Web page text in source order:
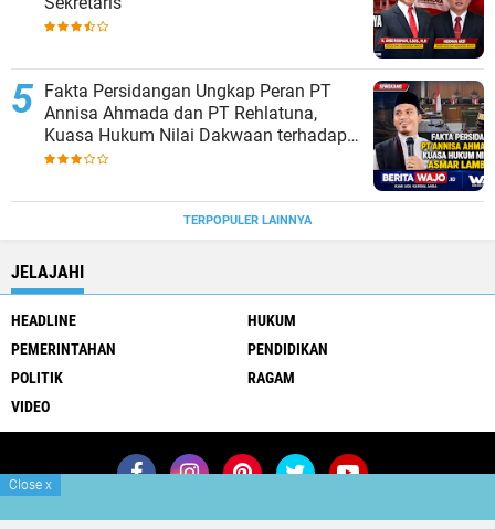
Fakta Persidangan Ungkap Peran PT
Annisa Ahmada dan PT Rehlatuna,
Kuasa Hukum Nilai Dakwaan terhadap
Asmar Lambo Tidak Berdasar
TERPOPULER LAINNYA
JELAJAHI
HEADLINE
HUKUM
PEMERINTAHAN
PENDIDIKAN
POLITIK
RAGAM
VIDEO
Join Now Redaksi Pedoman Media Siber
Close x